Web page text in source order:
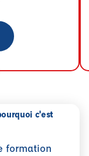
c'est
formation